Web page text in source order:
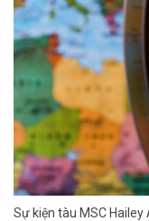
Sự kiện tàu MSC